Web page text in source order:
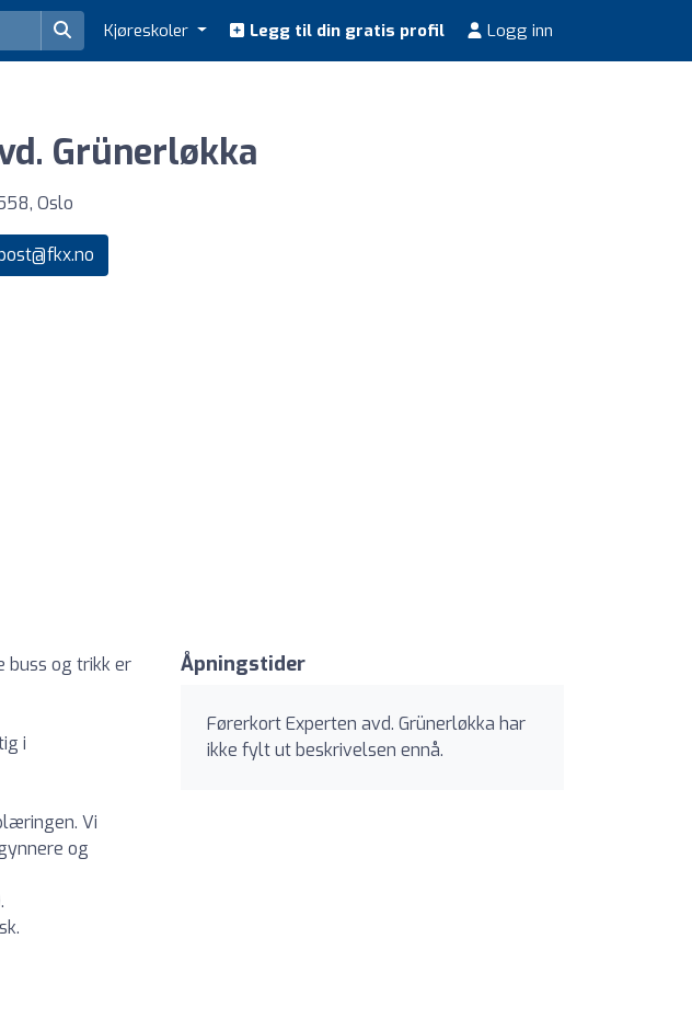
Kjøreskoler Legg til din gratis profil Logg inn
Grünerløkka
Oslo
buss og trikk er
i
Vi
og
Åpningstider
Førerkort Experten avd. Grünerløkka har
ikke fylt ut beskrivelsen ennå.